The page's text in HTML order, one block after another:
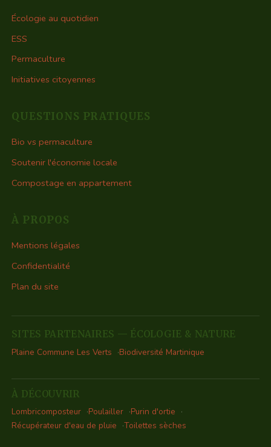
Écologie au quotidien
ESS
Permaculture
Initiatives citoyennes
QUESTIONS PRATIQUES
Bio vs permaculture
Soutenir l'économie locale
Compostage en appartement
À PROPOS
Mentions légales
Confidentialité
Plan du site
SITES PARTENAIRES — ÉCOLOGIE & NATURE
Plaine Commune Les Verts
Biodiversité Martinique
À DÉCOUVRIR
Lombricomposteur
Poulailler
Purin d'ortie
Récupérateur d'eau de pluie
Toilettes sèches